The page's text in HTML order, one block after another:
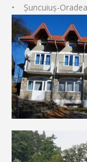
• Şuncuiuş-